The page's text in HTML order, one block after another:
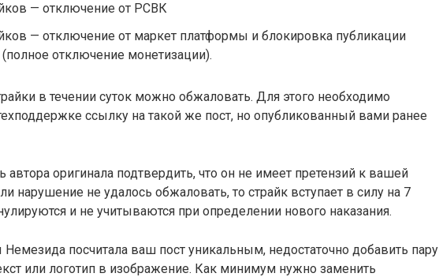
— отключение от РСВК
— отключение от маркет платформы и блокировка публикации
отключение монетизации).
в течении суток можно обжаловать. Для этого необходимо
ссылку на такой же пост, но опубликованный вами ранее
автора оригинала подтвердить, что он не имеет претензий к вашей
нарушение не удалось обжаловать, то страйк вступает в силу на 7
и не учитываются при определении нового наказания.
Немезида посчитала ваш пост уникальным, недостаточно добавить пару
или логотип в изображение. Как минимум нужно заменить